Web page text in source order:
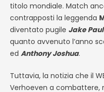
titolo mondiale. Match
contrapposti la leggenda
diventato pugile Jake Paul
quanto avvenuto l’anno
ed Anthony Joshua.
Tuttavia, la notizia che il
Verhoeven a combattere,